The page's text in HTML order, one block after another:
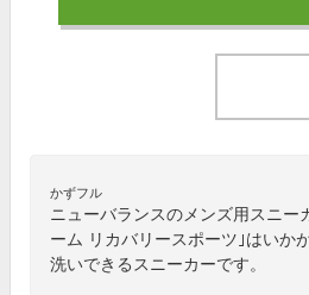
かずフル
ニューバランスのメンズ用スニー
ーム リカバリースポーツ｣はいか
洗いできるスニーカーです。